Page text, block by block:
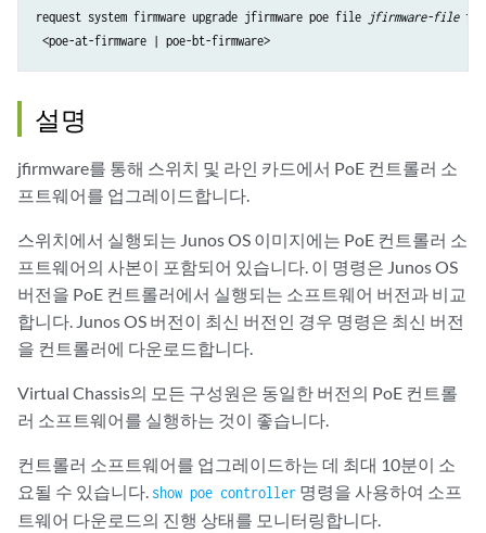
request system firmware upgrade jfirmware poe file jfirmware-file
설명
jfirmware를 통해 스위치 및 라인 카드에서 PoE 컨트롤러 소
프트웨어를 업그레이드합니다.
스위치에서 실행되는 Junos OS 이미지에는 PoE 컨트롤러 소
프트웨어의 사본이 포함되어 있습니다. 이 명령은 Junos OS
버전을 PoE 컨트롤러에서 실행되는 소프트웨어 버전과 비교
합니다. Junos OS 버전이 최신 버전인 경우 명령은 최신 버전
을 컨트롤러에 다운로드합니다.
Virtual Chassis의 모든 구성원은 동일한 버전의 PoE 컨트롤
러 소프트웨어를 실행하는 것이 좋습니다.
컨트롤러 소프트웨어를 업그레이드하는 데 최대 10분이 소
요될 수 있습니다. show poe controller 명령을 사용하여 소프
트웨어 다운로드의 진행 상태를 모니터링합니다.